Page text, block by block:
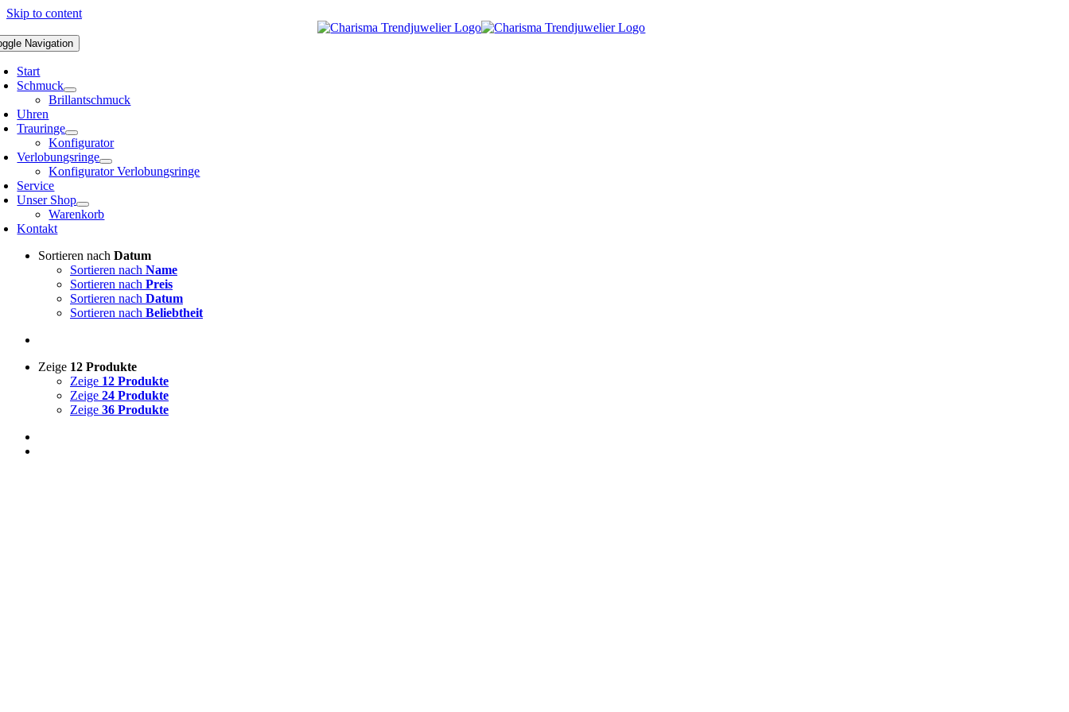
Skip to content
Navigation
Start
Schmuck
Brillantschmuck
Uhren
Trauringe
Konfigurator
Verlobungsringe
Konfigurator Verlobungsringe
Service
Unser Shop
Warenkorb
Kontakt
Sortieren nach Datum
Sortieren nach Name
Sortieren nach Preis
Sortieren nach Datum
Sortieren nach Beliebtheit
Zeige 12 Produkte
Zeige 12 Produkte
Zeige 24 Produkte
Zeige 36 Produkte